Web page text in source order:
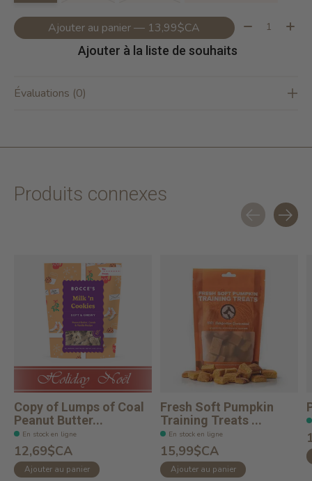
Ajouter au panier — 13,99$CA Quantité:
Ajouter à la liste de souhaits
Évaluations (0)
Produits connexes
Copy of Lumps of Coal
Peanut Butter...
En stock en ligne
12,69$CA
Ajouter au panier
Fresh Soft Pumpkin
Training Treats ...
En stock en ligne
15,99$CA
Ajouter au panier